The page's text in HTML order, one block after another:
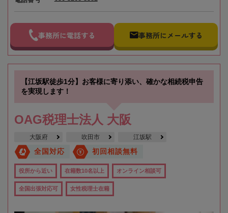
事務所に電話する 事務所にメールする
【江坂駅徒歩1分】お客様に寄り添い、確かな相続税申告
を実現します！
OAG税理士法人 大阪
大阪府 吹田市 江坂駅
全国対応 初回相談無料
役所から近い 在籍数10名以上 オンライン相談可
全国出張対応可 女性税理士在籍